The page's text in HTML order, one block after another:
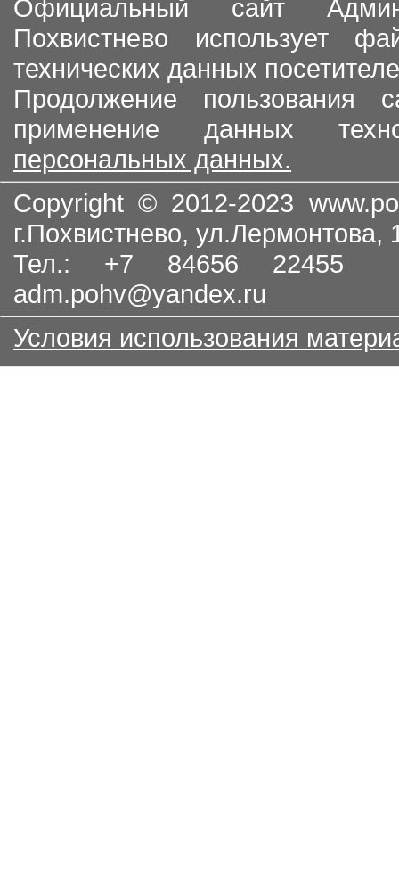
Официальный сайт
Похвистнево использует
технических данных
Продолжение пользования
применение данных
персональных данных.
Copyright © 2012-2023
г.Похвистнево, ул.Лермонтова,
Тел.: +7 84656
adm.pohv@yandex.ru
Условия использования